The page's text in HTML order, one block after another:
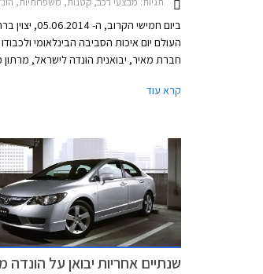
ביום חמישי הקרוב, ה-
העולם יום איכות הסביבה הבינלאומי
חברת מאיר, יבואנית הונדה לישראל, מרתון
קרא עוד
שנתיים אחריות יבואן על הונדה